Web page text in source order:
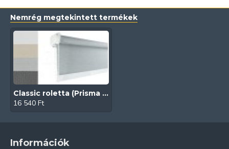
Nemrég megtekintett termékek
Classic roletta (Prisma FR)
16 540 Ft
Információk